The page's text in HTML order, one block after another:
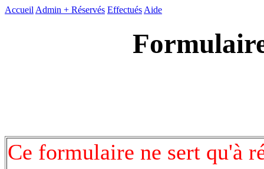
Accueil Admin + Réservés Effectués Aide
Ce formulaire ne sert qu'à